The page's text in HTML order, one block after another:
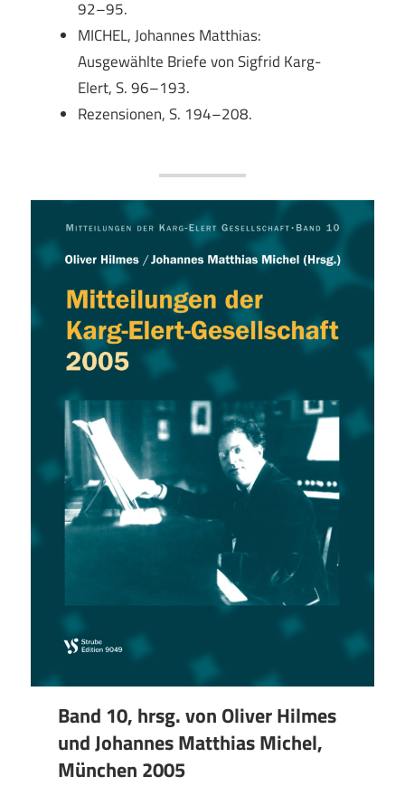
92–95.
MICHEL, Johannes Matthias:
Ausgewählte Briefe von Sigfrid Karg-
Elert, S. 96–193.
Rezensionen, S. 194–208.
Band 10, hrsg. von Oliver Hilmes
und Johannes Matthias Michel,
München 2005